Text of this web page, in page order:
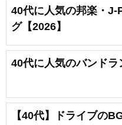
40代に人気の邦楽・J-
グ【2026】
40代に人気のバンドラ
【40代】ドライブの